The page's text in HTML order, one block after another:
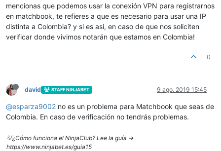
mencionas que podemos usar la conexión VPN para registrarnos
en matchbook, te refieres a que es necesario para usar una IP
distinta a Colombia? y si es asi, en caso de que nos soliciten
verificar donde vivimos notarán que estamos en Colombia!
0
david STAFF NINJABET 9 ago. 2019 15:45
@esparza9002 no es un problema para Matchbook que seas de
Colombia. En caso de verificación no tendrás problemas.
💡¿Cómo funciona el NinjaClub? Lee la guía ->
https://www.ninjabet.es/guia15